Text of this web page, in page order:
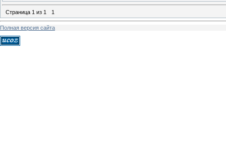
Страница 1 из 1 1
Полная версия сайта